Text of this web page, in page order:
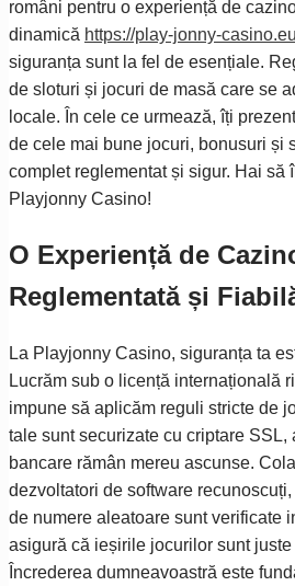
români pentru o experiență de
dinamică https://play-jonny-
siguranța sunt la fel de esențiale.
de sloturi și jocuri de masă care se
locale. În cele ce urmează, îți
de cele mai bune jocuri, bonusuri și
complet reglementat și sigur. Hai să
Playjonny Casino!
O Experiență de
Reglementată și
La Playjonny Casino, siguranța ta
Lucrăm sub o licență internațională
impune să aplicăm reguli stricte de
tale sunt securizate cu criptare SSL,
bancare rămân mereu ascunse.
dezvoltatori de software
de numere aleatoare sunt verificate
asigură că ieșirile jocurilor sunt
Încrederea dumneavoastră este